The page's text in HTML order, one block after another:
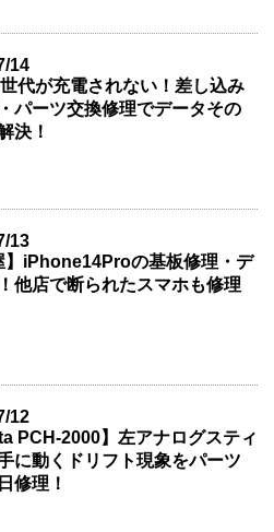
14
代が充電されない！差し込み
パーツ交換修理でデータその
決！
13
】iPhone14Proの基板修理・デ
他店で断られたスマホも修理
12
PCH-2000】左アナログスティ
に動くドリフト現象をパーツ
修理！